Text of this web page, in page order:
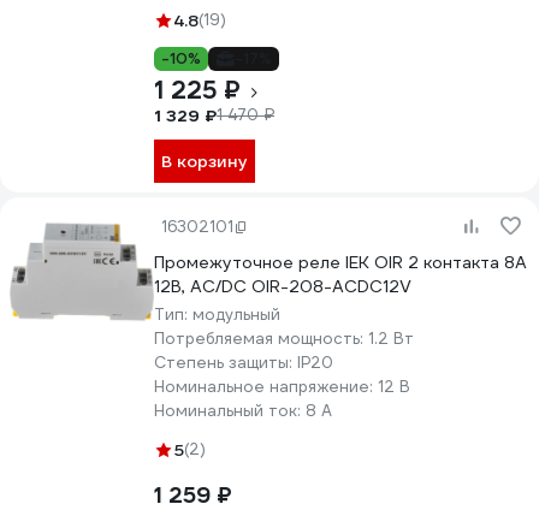
4.8(19)
-10%
1 225 ₽
1 329 ₽1 470 ₽
В корзину
16302101
Промежуточное реле IEK OIR 2 контакта 8А
12В, AC/DC OIR-208-ACDC12V
Тип: модульный
Потребляемая мощность: 1.2 Вт
Степень защиты: IP20
Номинальное напряжение: 12 В
Номинальный ток: 8 А
5(2)
1 259 ₽